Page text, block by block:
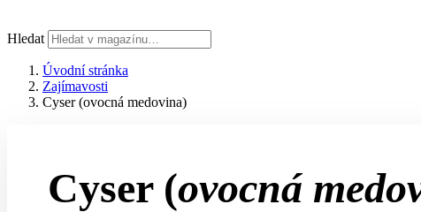
Hledat
Úvodní stránka
Zajímavosti
Cyser (ovocná medovina)
Cyser (ovocná